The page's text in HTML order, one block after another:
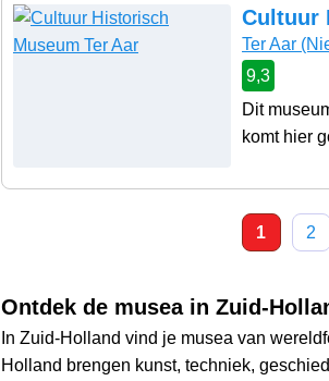
Cultuur
Ter Aar
9,3
Dit
komt hier
1 2
Ontdek de musea in Zuid-
In Zuid-Holland vind je musea van
Holland brengen kunst, techniek,